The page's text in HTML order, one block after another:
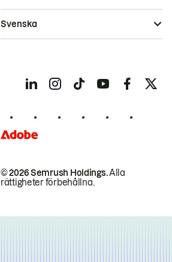
© 2026 Semrush Holdings.Alla
rättigheter förbehållna.
Svenska